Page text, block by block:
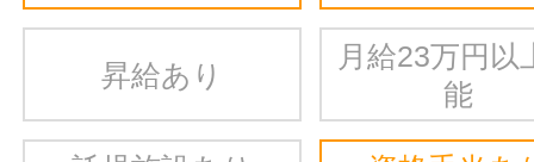
昇給あり
月給23万円以
能